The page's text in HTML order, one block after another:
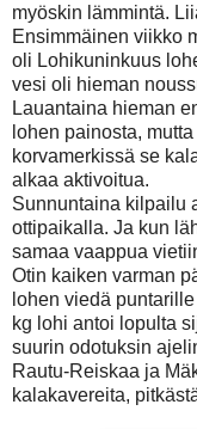
myöskin lämmintä.
Ensimmäinen viikko
oli Lohikuninkuus
vesi oli hieman
Lauantaina hieman
lohen painosta,
korvamerkissä se
alkaa aktivoitua.
Sunnuntaina kilpailu
ottipaikalla. Ja kun
samaa vaappua
Otin kaiken varman
lohen viedä
kg lohi antoi lopulta
suurin odotuksin
Rautu-Reiskaa ja
kalakavereita,